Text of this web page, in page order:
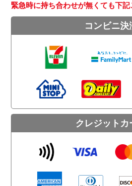
緊急時に持ち合わせが無くても下記
コンビニ決
クレジットカ